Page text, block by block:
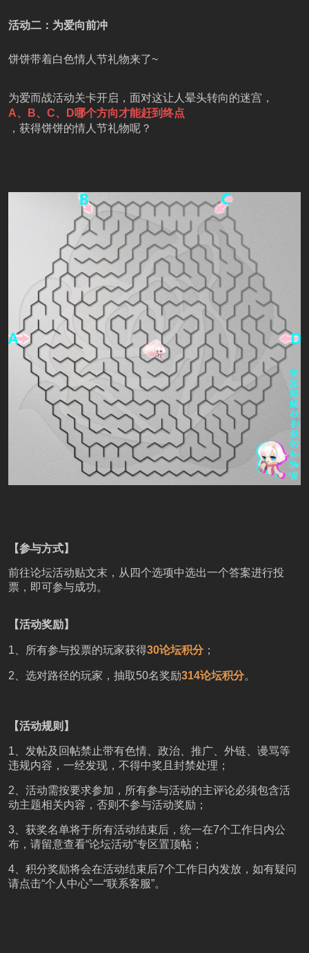
活动二：为爱向前冲
饼饼带着白色情人节礼物来了~
为爱而战活动关卡开启，面对这让人晕头转向的迷宫，
A、B、C、D哪个方向才能赶到终点
，获得饼饼的情人节礼物呢？
【参与方式】
前往论坛活动贴文末，从四个选项中选出一个答案进行投
票，即可参与成功。
【活动奖励】
1、所有参与投票的玩家获得30论坛积分；
2、选对路径的玩家，抽取50名奖励314论坛积分。
【活动规则】
1、发帖及回帖禁止带有色情、政治、推广、外链、谩骂等
违规内容，一经发现，不得中奖且封禁处理；
2、活动需按要求参加，所有参与活动的主评论必须包含活
动主题相关内容，否则不参与活动奖励；
3、获奖名单将于所有活动结束后，统一在7个工作日内公
布，请留意查看“论坛活动”专区置顶帖；
4、积分奖励将会在活动结束后7个工作日内发放，如有疑问
请点击“个人中心”—“联系客服”。